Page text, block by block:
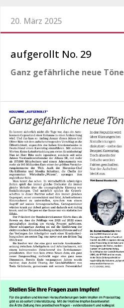
20. März 2025
aufgerollt No. 29
Ganz gefährliche neue Töne